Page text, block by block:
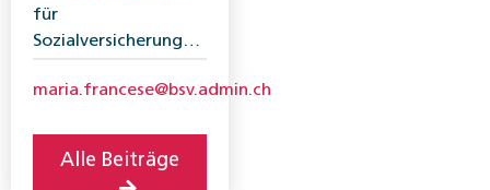
für
Sozialversicherungen
maria.francese@bsv.admin.ch
Alle Beiträge